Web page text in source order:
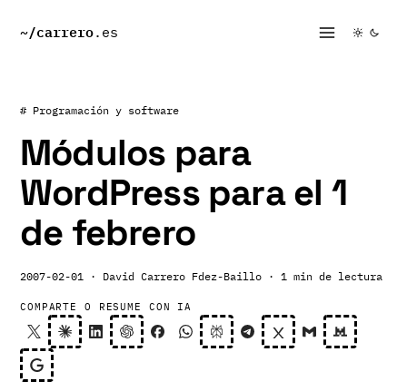
~/carrero.es
# Programación y software
Módulos para
WordPress para el 1
de febrero
2007-02-01 · David Carrero Fdez-Baillo · 1 min de lectura
COMPARTE O RESUME CON IA